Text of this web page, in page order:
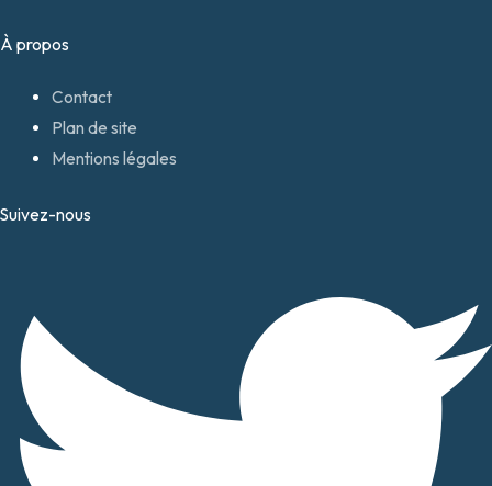
À propos
Contact
Plan de site
Mentions légales
Suivez-nous